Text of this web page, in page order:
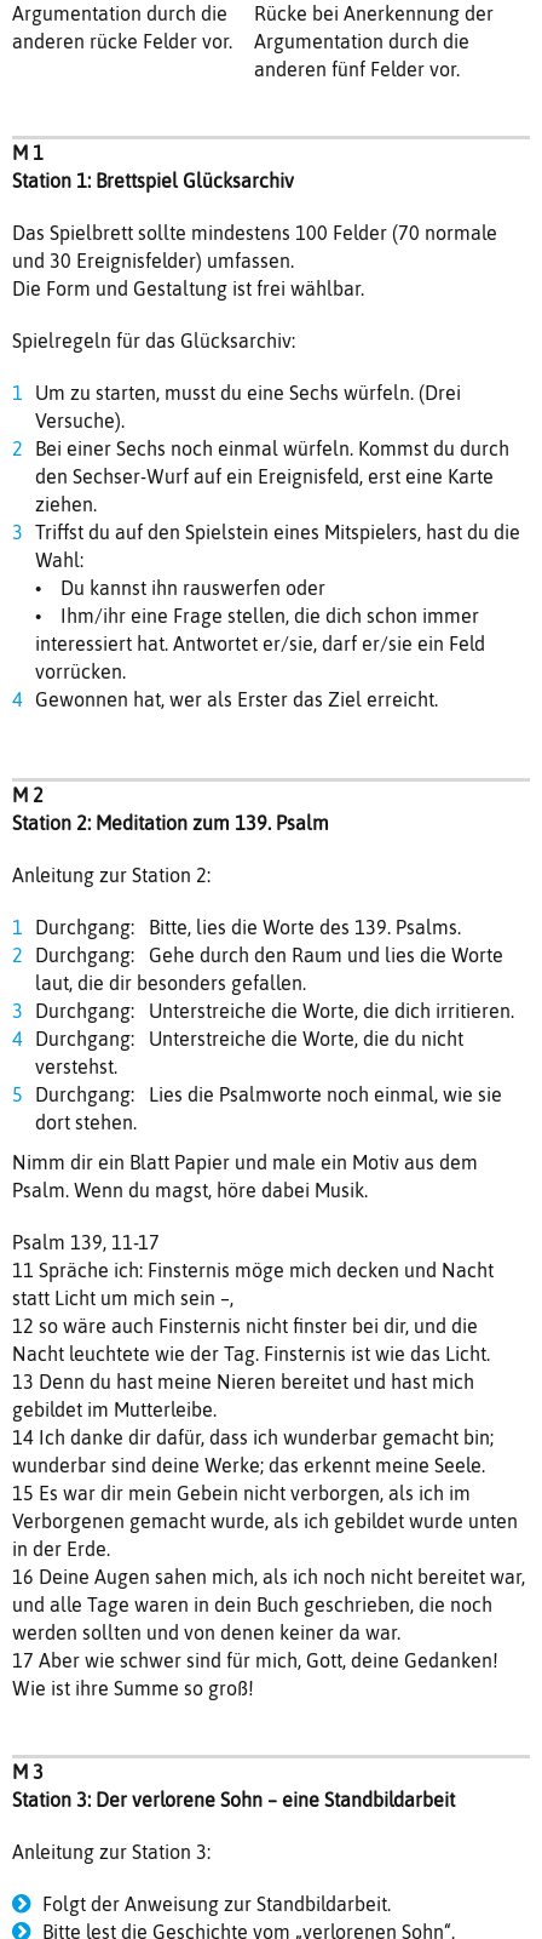
Argumentation durch die
anderen rücke Felder vor.
Rücke bei Anerkennung der
Argumentation durch die
anderen fünf Felder vor.
M 1
Station 1: Brettspiel Glücksarchiv
Das Spielbrett sollte mindestens 100 Felder (70 normale
und 30 Ereignisfelder) umfassen.
Die Form und Gestaltung ist frei wählbar.
Spielregeln für das Glücksarchiv:
Um zu starten, musst du eine Sechs würfeln. (Drei
Versuche).
Bei einer Sechs noch einmal würfeln. Kommst du durch
den Sechser-Wurf auf ein Ereignisfeld, erst eine Karte
ziehen.
Triffst du auf den Spielstein eines Mitspielers, hast du die
Wahl:
• Du kannst ihn rauswerfen oder
• Ihm/ihr eine Frage stellen, die dich schon immer
interessiert hat. Antwortet er/sie, darf er/sie ein Feld
vorrücken.
Gewonnen hat, wer als Erster das Ziel erreicht.
M 2
Station 2: Meditation zum 139. Psalm
Anleitung zur Station 2:
Durchgang: Bitte, lies die Worte des 139. Psalms.
Durchgang: Gehe durch den Raum und lies die Worte
laut, die dir besonders gefallen.
Durchgang: Unterstreiche die Worte, die dich irritieren.
Durchgang: Unterstreiche die Worte, die du nicht
verstehst.
Durchgang: Lies die Psalmworte noch einmal, wie sie
dort stehen.
Nimm dir ein Blatt Papier und male ein Motiv aus dem
Psalm. Wenn du magst, höre dabei Musik.
Psalm 139, 11-17
11 Spräche ich: Finsternis möge mich decken und Nacht
statt Licht um mich sein –,
12 so wäre auch Finsternis nicht finster bei dir, und die
Nacht leuchtete wie der Tag. Finsternis ist wie das Licht.
13 Denn du hast meine Nieren bereitet und hast mich
gebildet im Mutterleibe.
14 Ich danke dir dafür, dass ich wunderbar gemacht bin;
wunderbar sind deine Werke; das erkennt meine Seele.
15 Es war dir mein Gebein nicht verborgen, als ich im
Verborgenen gemacht wurde, als ich gebildet wurde unten
in der Erde.
16 Deine Augen sahen mich, als ich noch nicht bereitet war,
und alle Tage waren in dein Buch geschrieben, die noch
werden sollten und von denen keiner da war.
17 Aber wie schwer sind für mich, Gott, deine Gedanken!
Wie ist ihre Summe so groß!
M 3
Station 3: Der verlorene Sohn – eine Standbildarbeit
Anleitung zur Station 3:
Folgt der Anweisung zur Standbildarbeit.
Bitte lest die Geschichte vom „verlorenen Sohn“.